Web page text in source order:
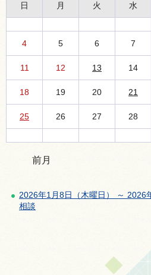
日 月 火 水
4
5 6 7
11 12 13 14
18 19 20 21
25 26 27 28
前月
2026年1月8日（木曜日） ～ 2026
相談